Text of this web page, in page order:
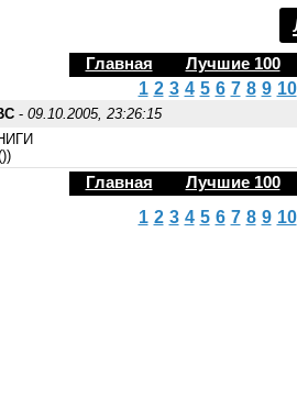
Главная Лучшие 100
1 2 3 4 5 6 7 8 9 10
- 09.10.2005, 23:26:15
Главная Лучшие 100
1 2 3 4 5 6 7 8 9 10